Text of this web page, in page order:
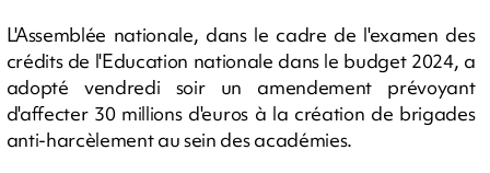
L'Assemblée nationale, dans le cadre de l'examen des
crédits de l'Education nationale dans le budget 2024, a
adopté vendredi soir un amendement prévoyant
d'affecter 30 millions d'euros à la création de brigades
anti-harcèlement au sein des académies.